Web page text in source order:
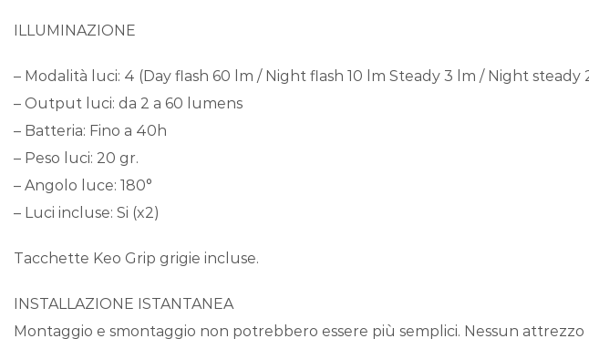
ILLUMINAZIONE
– Modalità luci: 4 (Day flash 60 lm / Night flash 10 lm Steady 3 lm / Night steady
– Output luci: da 2 a 60 lumens
– Batteria: Fino a 40h
– Peso luci: 20 gr.
– Angolo luce: 180°
– Luci incluse: Si (x2)
Tacchette Keo Grip grigie incluse.
INSTALLAZIONE ISTANTANEA
Montaggio e smontaggio non potrebbero essere più semplici. Nessun